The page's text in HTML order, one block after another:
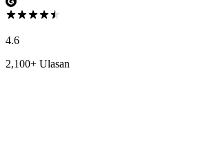
4.6
2,100+ Ulasan